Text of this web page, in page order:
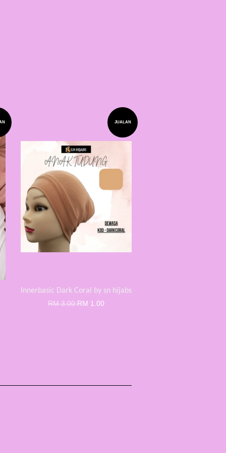
JUALAN
Innerbasic Dark Coral by sn hijabs
RM 3.00RM 1.00